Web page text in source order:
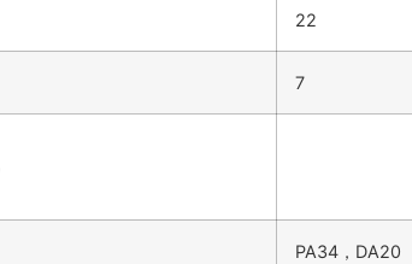
22
7
PA34，DA20